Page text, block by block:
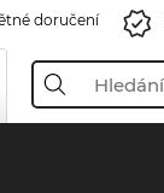
doručení